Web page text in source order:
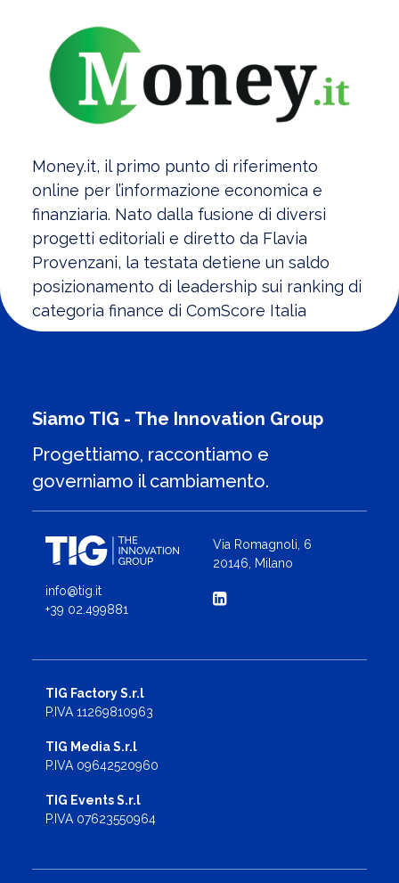
Money.it, il primo punto di riferimento
online per l’informazione economica e
finanziaria. Nato dalla fusione di diversi
progetti editoriali e diretto da Flavia
Provenzani, la testata detiene un saldo
posizionamento di leadership sui ranking di
categoria finance di ComScore Italia
Siamo TIG - The Innovation Group
Progettiamo, raccontiamo e
governiamo il cambiamento.
info@tig.it
+39 02.499881
Via Romagnoli, 6
20146, Milano
TIG Factory S.r.l
P.IVA 11269810963
TIG Media S.r.l
P.IVA 09642520960
TIG Events S.r.l
P.IVA 07623550964